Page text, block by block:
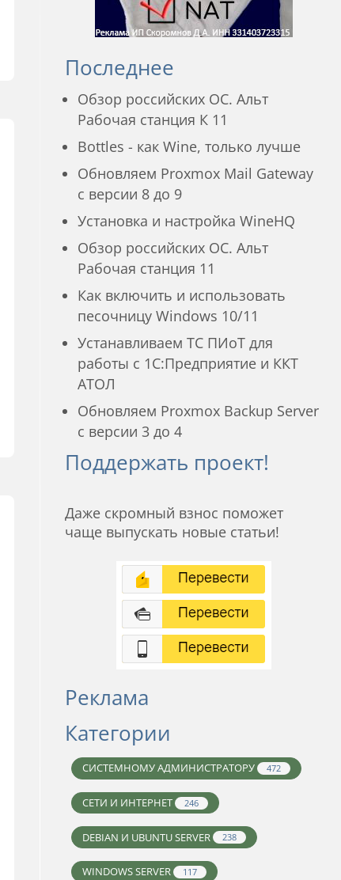
Последнее
Обзор российских ОС. Альт
Рабочая станция К 11
Bottles - как Wine, только лучше
Обновляем Proxmox Mail Gateway
с версии 8 до 9
Установка и настройка WineHQ
Обзор российских ОС. Альт
Рабочая станция 11
Как включить и использовать
песочницу Windows 10/11
Устанавливаем ТС ПИоТ для
работы с 1С:Предприятие и ККТ
АТОЛ
Обновляем Proxmox Backup Server
с версии 3 до 4
Поддержать проект!
Даже скромный взнос поможет
чаще выпускать новые статьи!
Реклама
Категории
СИСТЕМНОМУ АДМИНИСТРАТОРУ 472
СЕТИ И ИНТЕРНЕТ 246
DEBIAN И UBUNTU SERVER 238
WINDOWS SERVER 117